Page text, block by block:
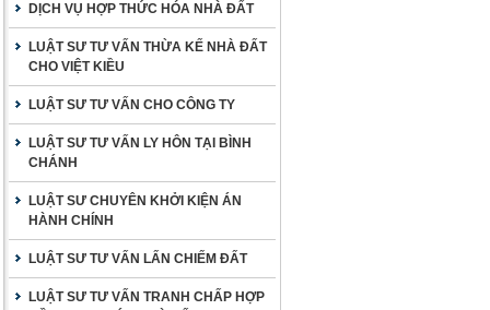
DỊCH VỤ HỢP THỨC HÓA NHÀ ĐẤT
LUẬT SƯ TƯ VẤN THỪA KẾ NHÀ ĐẤT
CHO VIỆT KIỀU
LUẬT SƯ TƯ VẤN CHO CÔNG TY
LUẬT SƯ TƯ VẤN LY HÔN TẠI BÌNH
CHÁNH
LUẬT SƯ CHUYÊN KHỞI KIỆN ÁN
HÀNH CHÍNH
LUẬT SƯ TƯ VẤN LẤN CHIẾM ĐẤT
LUẬT SƯ TƯ VẤN TRANH CHẤP HỢP